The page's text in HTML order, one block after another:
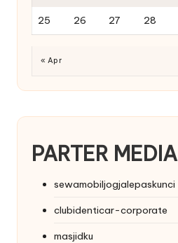
25 26 27 28
« Apr
PARTER MEDIA
sewamobiljogjalepaskunci
clubidenticar-corporate
masjidku